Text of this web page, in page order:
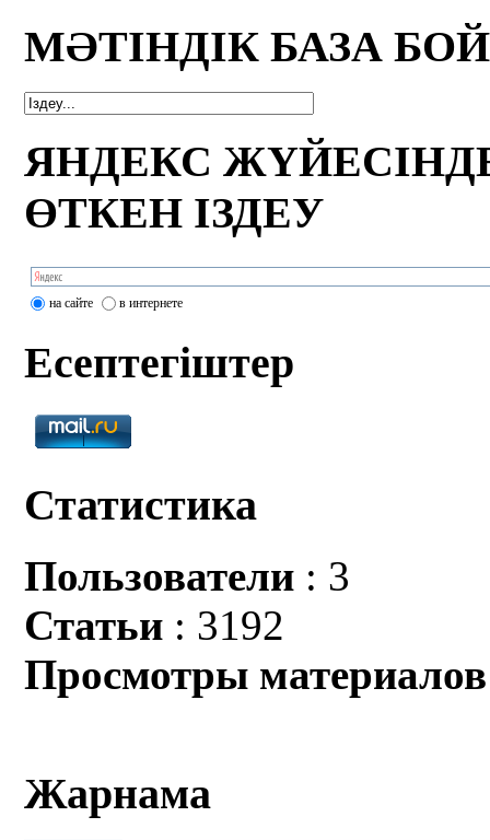
МӘТІНДІК БАЗА
ЯНДЕКС
ӨТКЕН ІЗДЕУ
на сайте в интернете
Есептегіштер
Статистика
Пользователи : 3
Статьи : 3192
Просмотры материалов
Жарнама